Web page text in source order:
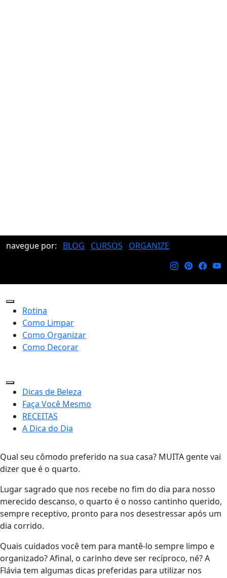
navegue por: BLOG CURSOS ORGANIZE
Rotina
Como Limpar
Como Organizar
Como Decorar
Dicas de Beleza
Faça Você Mesmo
RECEITAS
A Dica do Dia
Qual seu cômodo preferido na sua casa? MUITA gente vai
dizer que é o quarto.
Lugar sagrado que nos recebe no fim do dia para nosso
merecido descanso, o quarto é o nosso cantinho querido,
sempre receptivo, pronto para nos desestressar após um
dia corrido.
Quais cuidados você tem para mantê-lo sempre limpo e
organizado? Afinal, o carinho deve ser recíproco, né? A
Flávia tem algumas dicas preferidas para utilizar nos